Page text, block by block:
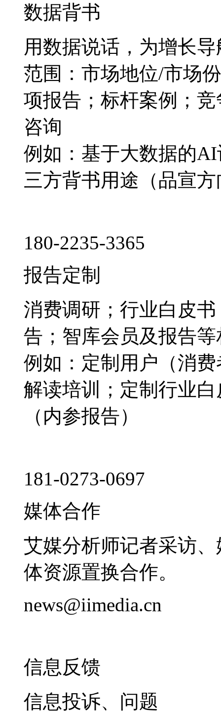
数据背书
用数据说话，为增长导
范围：市场地位/市场
项报告；标杆案例；
咨询
例如：基于大数据的
三方背书用途（品宣
180-2235-3365
报告定制
消费调研；行业白皮
告；智库会员及报告
例如：定制用户（消
解读培训；定制行业
（内参报告）
181-0273-0697
媒体合作
艾媒分析师记者采访
体资源置换合作。
news@iimedia.cn
信息反馈
信息投诉、问题